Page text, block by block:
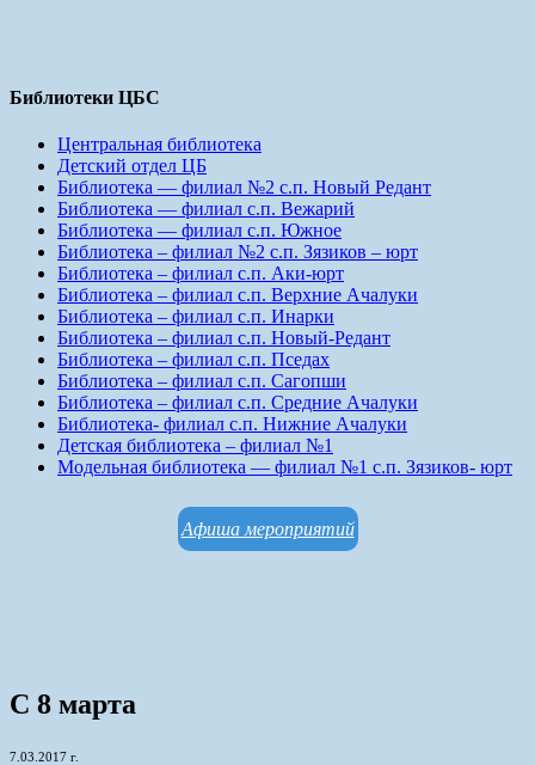
Библиотеки ЦБС
Центральная библиотека
Детский отдел ЦБ
Библиотека — филиал №2 с.п. Новый Редант
Библиотека — филиал с.п. Вежарий
Библиотека — филиал с.п. Южное
Библиотека – филиал №2 с.п. Зязиков – юрт
Библиотека – филиал с.п. Аки-юрт
Библиотека – филиал с.п. Верхние Ачалуки
Библиотека – филиал с.п. Инарки
Библиотека – филиал с.п. Новый-Редант
Библиотека – филиал с.п. Пседах
Библиотека – филиал с.п. Сагопши
Библиотека – филиал с.п. Средние Ачалуки
Библиотека- филиал с.п. Нижние Ачалуки
Детская библиотека – филиал №1
Модельная библиотека — филиал №1 с.п. Зязиков- юрт
Афиша мероприятий
С 8 марта
7.03.2017 г.